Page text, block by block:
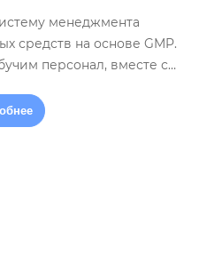
менеджмента
средств на основе GMP.
персонал, вместе с